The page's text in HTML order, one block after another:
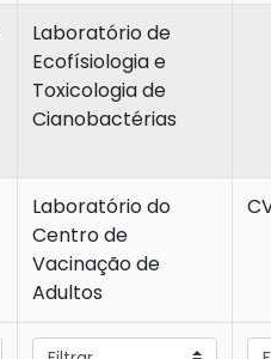
Laboratório de
Ecofísiologia e
Toxicologia de
Cianobactérias
Laboratório do
Centro de
Vacinação de
Adultos